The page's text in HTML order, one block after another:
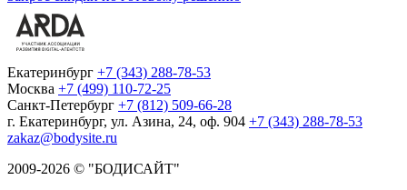
Екатеринбург +7 (343) 288-78-53
Москва +7 (499) 110-72-25
Санкт-Петербург +7 (812) 509-66-28
г. Екатеринбург, ул. Азина, 24, оф. 904 +7 (343) 288-78-53
zakaz@bodysite.ru
2009-2026 © "БОДИСАЙТ"